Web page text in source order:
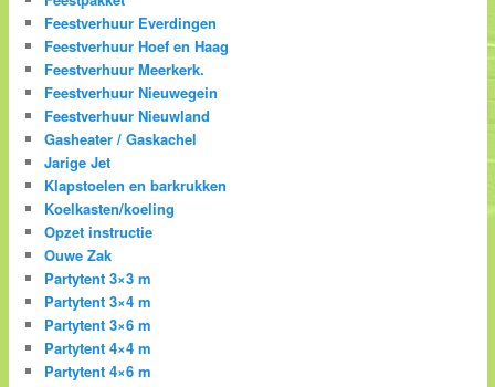
Feestverhuur Everdingen
Feestverhuur Hoef en Haag
Feestverhuur Meerkerk.
Feestverhuur Nieuwegein
Feestverhuur Nieuwland
Gasheater / Gaskachel
Jarige Jet
Klapstoelen en barkrukken
Koelkasten/koeling
Opzet instructie
Ouwe Zak
Partytent 3×3 m
Partytent 3×4 m
Partytent 3×6 m
Partytent 4×4 m
Partytent 4×6 m